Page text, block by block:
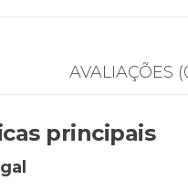
AVALIAÇÕES
principais